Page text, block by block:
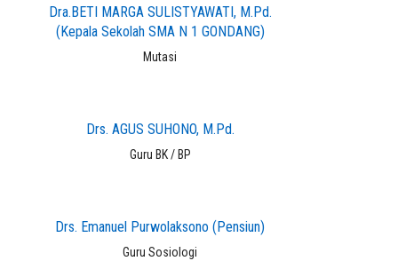
Dra.BETI MARGA SULISTYAWATI, M.Pd.
(Kepala Sekolah SMA N 1 GONDANG)
Mutasi
Drs. AGUS SUHONO, M.Pd.
Guru BK / BP
Drs. Emanuel Purwolaksono (Pensiun)
Guru Sosiologi